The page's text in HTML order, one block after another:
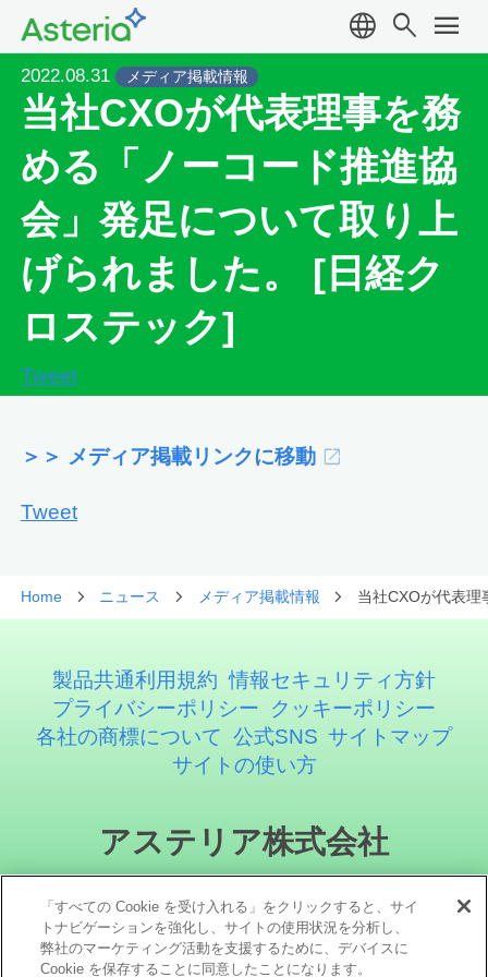
language search menu
2022.08.31 メディア掲載情報
当社CXOが代表理事を務
める「ノーコード推進協
会」発足について取り上
げられました。 [日経ク
ロステック]
Tweet
＞＞ メディア掲載リンクに移動
Tweet
Home ニュース メディア掲載情報 当社CXOが代表
製品共通利用規約 情報セキュリティ方針
プライバシーポリシー
クッキーポリシー
各社の商標について 公式SNS サイトマップ
サイトの使い方
アステリア株式会社
「すべての Cookie を受け入れる」をクリックすると、サイ
トナビゲーションを強化し、サイトの使用状況を分析し、
弊社のマーケティング活動を支援するために、デバイスに
Cookie を保存することに同意したことになります。